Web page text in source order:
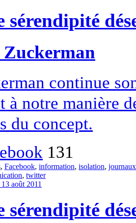
sérendipité
continue
à notre manière
du concept.
131
, Facebook, information, isolation, journaux
, twitter
13 août 2011
sérendipité